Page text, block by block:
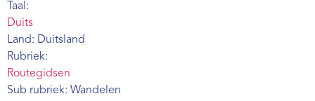
Taal:
Duits
Land: Duitsland
Rubriek:
Routegidsen
Sub rubriek: Wandelen